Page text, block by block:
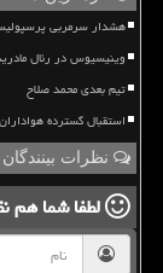
هشدار سرمربی
وینیسیوس در رئال
تیم بعدی محمد صلاح
استقبال گسترده
نظرات
لطفا شما هم